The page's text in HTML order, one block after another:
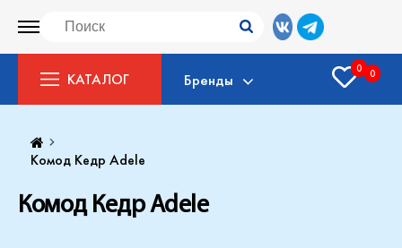
КАТАЛОГ Бренды
0 0
Комод Кедр Adele
Комод Кедр Adele